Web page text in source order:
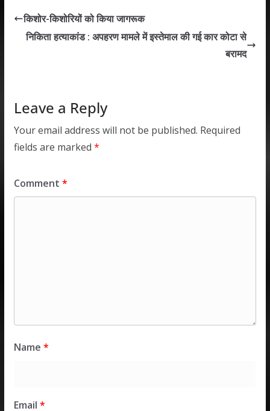
s
A
b
o
er e
dI
l
किशोर-किशोरियों को किया जागरूक
निकिता हत्याकांड : अपहरण मामले में इस्तेमाल की गई कार कोटा से
बरामद
Leave a Reply
Your email address will not be published. Required
fields are marked *
Comment *
Name *
Email *